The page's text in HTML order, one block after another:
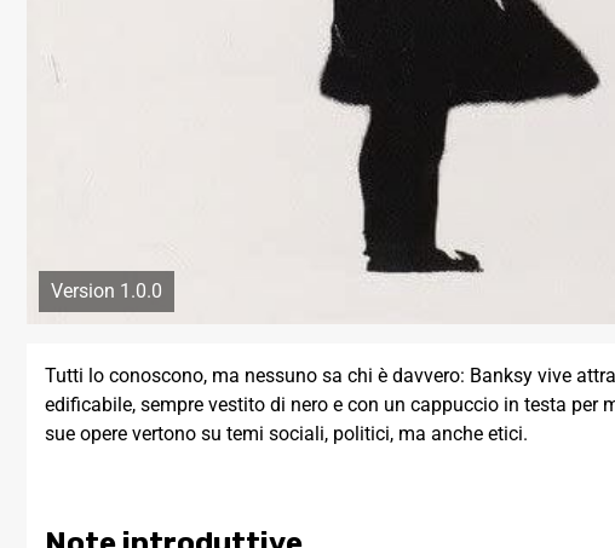
Version 1.0.0
Tutti lo conoscono, ma nessuno sa chi è davvero: Banksy vive
edificabile, sempre vestito di nero e con un cappuccio in testa per
sue opere vertono su temi sociali, politici, ma anche etici.